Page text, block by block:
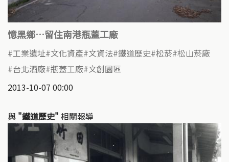
憶黑鄉…留住南港瓶蓋工廠
工業遺址 文化資產 文資法 鐵道歷史 松菸 松山菸廠
台北酒廠 瓶蓋工廠 文創園區
2013-10-07 00:00
與 "鐵道歷史" 相關報導